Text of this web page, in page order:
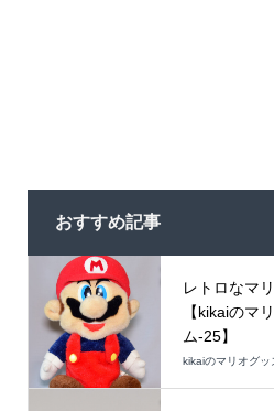
おすすめ記事
レトロなマ
【kikaiのマ
ム-25】
kikaiのマリオグッ